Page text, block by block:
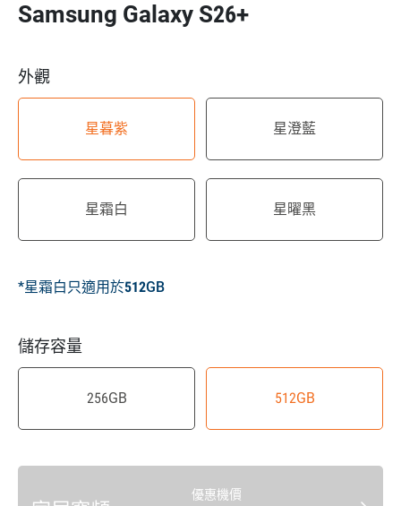
Samsung Galaxy S26+
外觀
星暮紫 星澄藍
星霜白 星曜黑
*星霜白只適用於512GB
儲存容量
256GB 512GB
優惠機價